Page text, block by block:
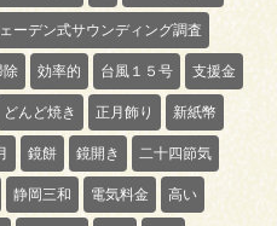
ーデン式サウンディング調査
除 効率的 台風１５号 支援金
どんど焼き 正月飾り 新紙幣
鏡餅 鏡開き 二十四節気
静岡三和 電気料金 高い